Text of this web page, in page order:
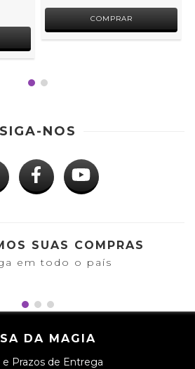
SIGA-NOS
SUAS COMPRAS
em todo o país
DA MAGIA
e Prazos de Entrega